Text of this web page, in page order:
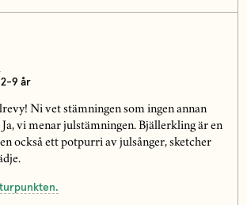
2-9 år
Ni vet stämningen som ingen annan
Ja, vi menar julstämningen. Bjällerkling är en
också ett potpurri av julsånger, sketcher